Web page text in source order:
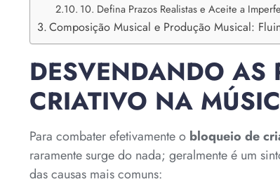
10. Defina Prazos Realistas e Aceite a
Composição Musical e Produção Musical:
DESVENDANDO AS
CRIATIVO NA
Para combater efetivamente o bloqueio de
raramente surge do nada; geralmente é um
das causas mais comuns: